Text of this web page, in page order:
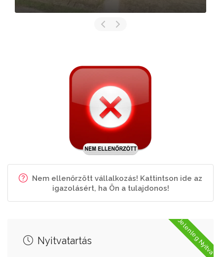
Nem ellenőrzött vállalkozás! Kattintson ide az
igazolásért, ha Ön a tulajdonos!
Jelenleg Nyitva
Nyitvatartás